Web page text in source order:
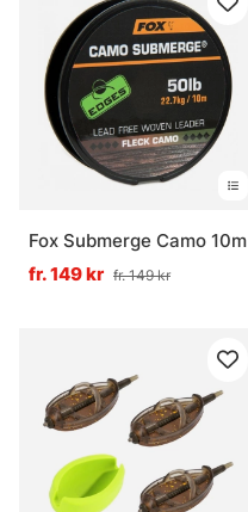
Fox Submerge Camo 10m
fr. 149 kr fr. 149 kr